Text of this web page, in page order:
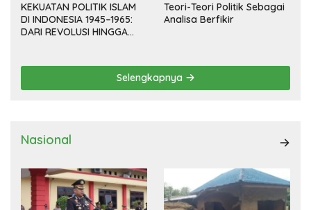
KEKUATAN POLITIK ISLAM
DI INDONESIA 1945–1965:
DARI REVOLUSI HINGGA
Teori-Teori Politik Sebagai
Analisa Berfikir
Selengkapnya
Nasional